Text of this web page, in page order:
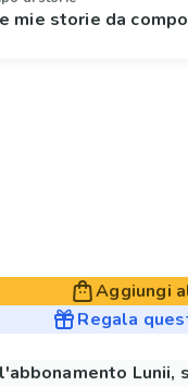
mie storie da
Aggiungi
Regala
Lunii,